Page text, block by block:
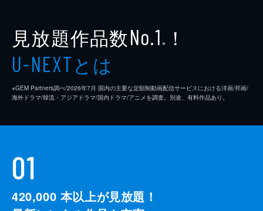
見放題作品数No.1 ※ ！
U-NEXTとは
※GEM Partners調べ/2026年7⽉ 国内の主要な定額制動画配信サービスにおける洋画/邦画/
海外ドラマ/韓流・アジアドラマ/国内ドラマ/アニメを調査。別途、有料作品あり。
01
420,000 本以上が見放題！